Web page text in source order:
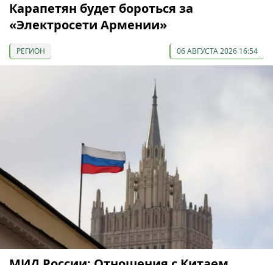
Карапетян будет бороться за
«Электросети Армении»
РЕГИОН 06 АВГУСТА 2026 16:54